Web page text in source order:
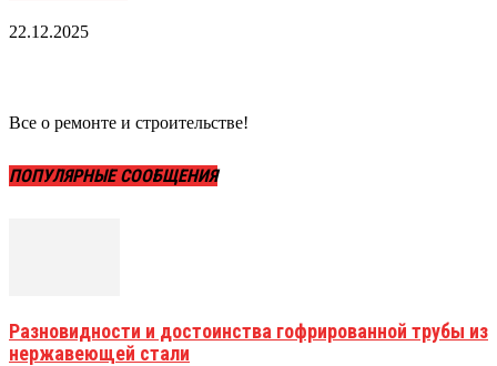
22.12.2025
Все о ремонте и строительстве!
ПОПУЛЯРНЫЕ СООБЩЕНИЯ
Разновидности и достоинства гофрированной трубы из
нержавеющей стали